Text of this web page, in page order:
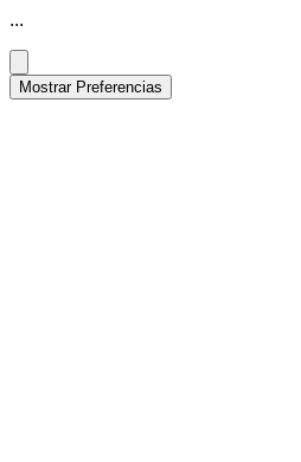
...
Mostrar Preferencias